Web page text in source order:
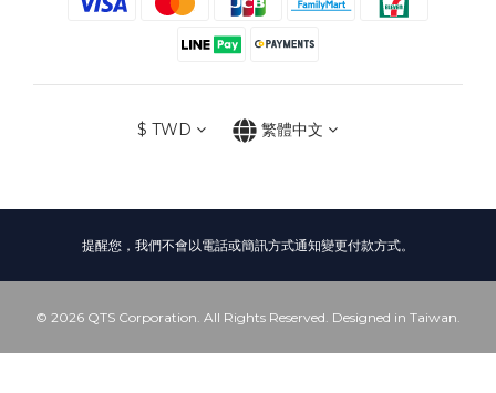
$ TWD 繁體中文
提醒您，我們不會以電話或簡訊方式通知變更付款方式。
© 2026 QTS Corporation. All Rights Reserved. Designed in Taiwan.